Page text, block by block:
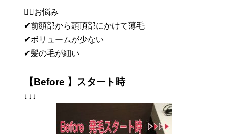
💁‍♂お悩み
✔前頭部から頭頂部にかけて薄毛
✔ボリュームが少ない
✔髪の毛が細い
【Before 】スタート時
↓↓↓